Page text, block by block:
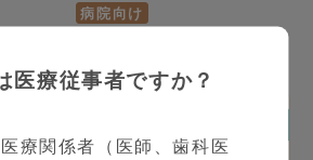
期原理
換を
目処は
病院向け
[case:09 #1]リハビリが足
立病院「急性期リハビリか
医療従事者ですか？
療関係者（医師、歯科医